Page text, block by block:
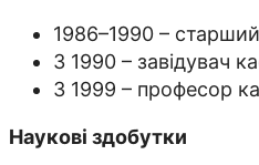
1986–1990 – старший
З 1990 – завідувач
З 1999 – професор
Наукові здобутки